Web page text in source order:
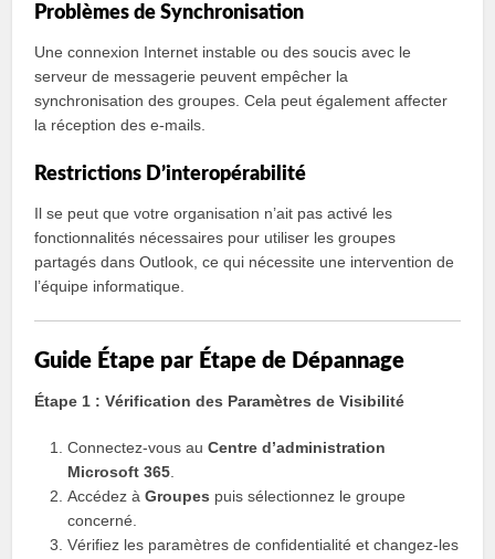
Problèmes de Synchronisation
Une connexion Internet instable ou des soucis avec le
serveur de messagerie peuvent empêcher la
synchronisation des groupes. Cela peut également affecter
la réception des e-mails.
Restrictions D’interopérabilité
Il se peut que votre organisation n’ait pas activé les
fonctionnalités nécessaires pour utiliser les groupes
partagés dans Outlook, ce qui nécessite une intervention de
l’équipe informatique.
Guide Étape par Étape de Dépannage
Étape 1 : Vérification des Paramètres de Visibilité
Connectez-vous auCentre d’administration
Microsoft 365
Accédez àGroupes puis sélectionnez le groupe
concerné.
Vérifiez les paramètres de confidentialité et changez-les